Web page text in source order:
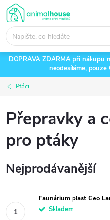
Přejít
na
obsah
DOPRAVA ZDARMA při nákupu
neodesíláme, pouze
Ptáci
Přepravky a
pro ptáky
Nejprodávanější
Faunárium plast Geo
Skladem